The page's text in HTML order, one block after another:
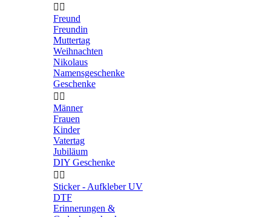
 
Freund
Freundin
Muttertag
Weihnachten
Nikolaus
Namensgeschenke
Geschenke
 
Männer
Frauen
Kinder
Vatertag
Jubiläum
DIY Geschenke
 
Sticker - Aufkleber UV
DTF
Erinnerungen &